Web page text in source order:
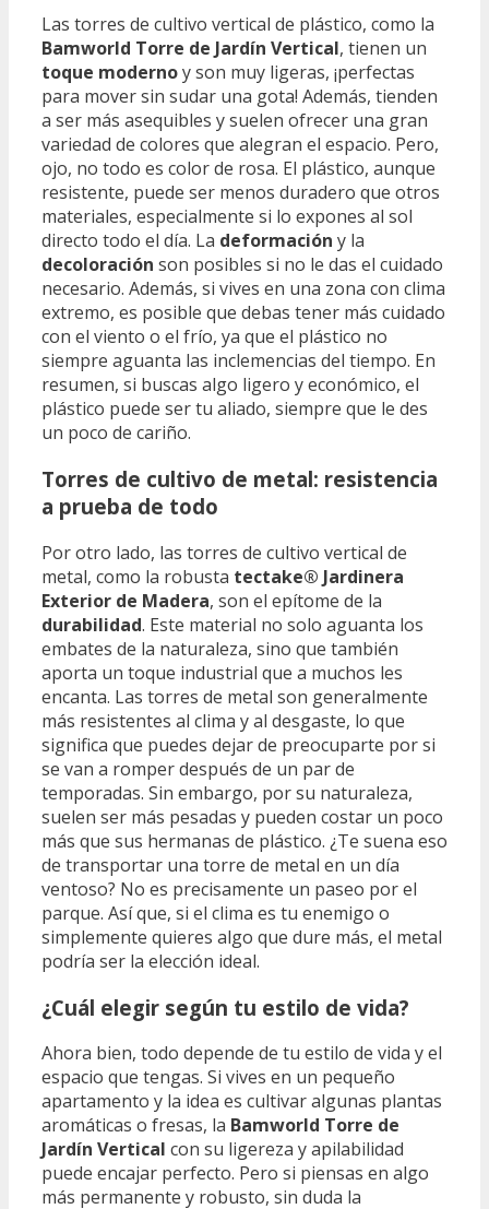
Las torres de cultivo vertical de plástico, como la
Bamworld Torre de Jardín Vertical, tienen un
toque modernoy son muy ligeras, ¡perfectas
para mover sin sudar una gota! Además, tienden
a ser más asequibles y suelen ofrecer una gran
variedad de colores que alegran el espacio. Pero,
ojo, no todo es color de rosa. El plástico, aunque
resistente, puede ser menos duradero que otros
materiales, especialmente si lo expones al sol
directo todo el día. La deformación y la
decoloración son posibles si no le das el cuidado
necesario. Además, si vives en una zona con clima
extremo, es posible que debas tener más cuidado
con el viento o el frío, ya que el plástico no
siempre aguanta las inclemencias del tiempo. En
resumen, si buscas algo ligero y económico, el
plástico puede ser tu aliado, siempre que le des
un poco de cariño.
Torres de cultivo de metal: resistencia
a prueba de todo
Por otro lado, las torres de cultivo vertical de
metal, como la robusta tectake® Jardinera
Exterior de Madera, son el epítome de la
durabilidad. Este material no solo aguanta los
embates de la naturaleza, sino que también
aporta un toque industrial que a muchos les
encanta. Las torres de metal son generalmente
más resistentes al clima y al desgaste, lo que
significa que puedes dejar de preocuparte por si
se van a romper después de un par de
temporadas. Sin embargo, por su naturaleza,
suelen ser más pesadas y pueden costar un poco
más que sus hermanas de plástico. ¿Te suena eso
de transportar una torre de metal en un día
ventoso? No es precisamente un paseo por el
parque. Así que, si el clima es tu enemigo o
simplemente quieres algo que dure más, el metal
podría ser la elección ideal.
¿Cuál elegir según tu estilo de vida?
Ahora bien, todo depende de tu estilo de vida y el
espacio que tengas. Si vives en un pequeño
apartamento y la idea es cultivar algunas plantas
aromáticas o fresas, la Bamworld Torre de
Jardín Vertical con su ligereza y apilabilidad
puede encajar perfecto. Pero si piensas en algo
más permanente y robusto, sin duda la